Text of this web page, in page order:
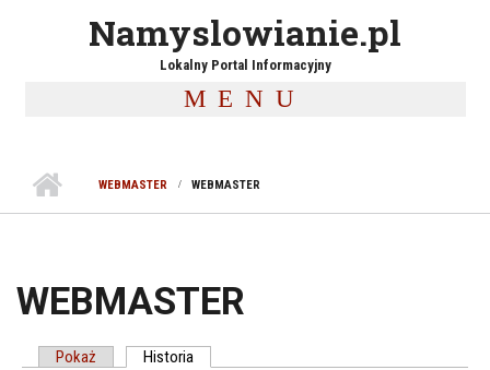
Namyslowianie.pl
Lokalny Portal Informacyjny
MENU
WEBMASTER WEBMASTER
WEBMASTER
Pokaż Historia